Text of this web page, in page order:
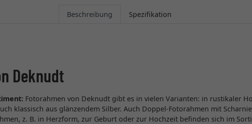
Beschreibung Spezifikation
Deknudt
Fotorahmen von Deknudt gibt es in vielen Varianten: in rustikaler
klassisch aus glänzendem Silber. Auch Doppel-Fotorahmen mit
z. B. in Herzform, zur Geburt oder zur Hochzeit befinden sich im